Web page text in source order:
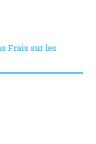
Frais sur les